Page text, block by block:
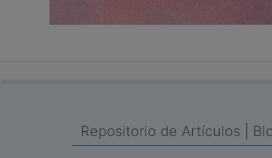
Repositorio de Artículos